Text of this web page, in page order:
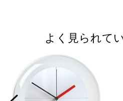
よく見られて